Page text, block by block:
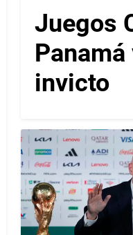
Juegos
invicto